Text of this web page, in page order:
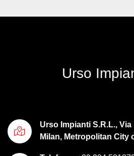
Urso
Urso Impianti S.R.L.,
Milan, Metropolitan City